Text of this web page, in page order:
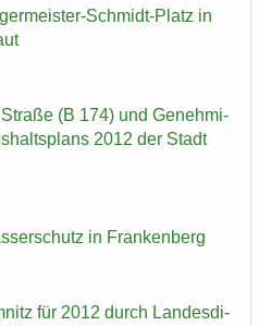
​Schmidt-Platz in
(B 174) und Ge­neh­mi­
2012 der Stadt
in Fran­ken­berg
für 2012 durch Lan­des­di­